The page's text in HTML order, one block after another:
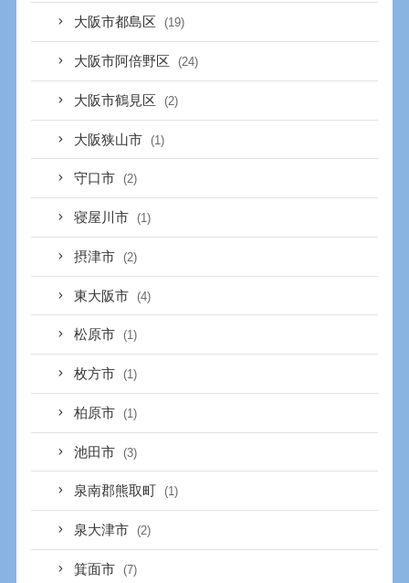
大阪市都島区 (19)
大阪市阿倍野区 (24)
大阪市鶴見区 (2)
大阪狭山市 (1)
守口市 (2)
寝屋川市 (1)
摂津市 (2)
東大阪市 (4)
松原市 (1)
枚方市 (1)
柏原市 (1)
池田市 (3)
泉南郡熊取町 (1)
泉大津市 (2)
箕面市 (7)